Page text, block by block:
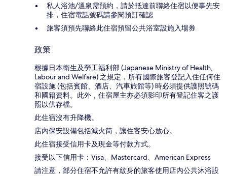
私人浴池/溫泉需預約，請於抵達前聯絡住宿以便事先安
排，住宿電話號碼請參閱預訂確認
旅客須預先聯絡此住宿預留公共浴室設施入場券
政策
根據日本衛生及勞工福利部 (Japanese Ministry of Health,
Labour and Welfare) 之規定，所有國際旅客登記入住任何住
宿設施 (包括賓館、酒店、汽車旅館等) 時必須提供護照號碼
和國籍資料。此外，住宿屋主亦必須影印所有登記住客之護
照以供存檔。
此住宿沒有升降機。
店內保安設備包括滅火筒，讓住客安心放心。
此住宿接受信用卡及現金等付款方式。
接受以下信用卡：Visa、Mastercard、American Express
請注意，部分住宿不允許有紋身的旅客使用店內公共沐浴設